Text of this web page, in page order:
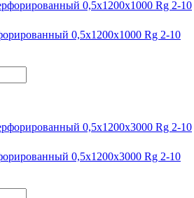
0,5х1200х1000 Rg 2-10
0,5х1200х3000 Rg 2-10